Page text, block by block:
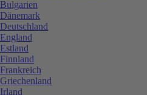
Bulgarien
Dänemark
Deutschland
England
Estland
Finnland
Frankreich
Griechenland
Irland